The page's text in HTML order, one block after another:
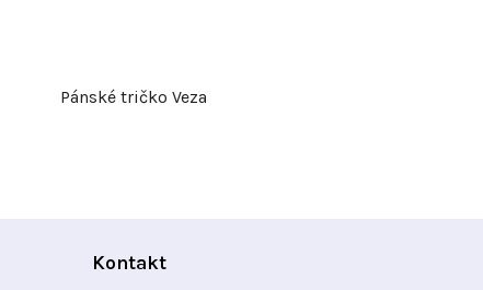
Pánské tričko Veza
Kontakt